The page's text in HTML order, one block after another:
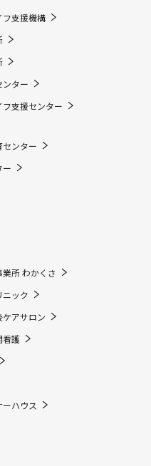
フ支援機構
ンター
フ支援センター
センター
ー
所 わかくさ
ニック
アサロン
看護
ハウス